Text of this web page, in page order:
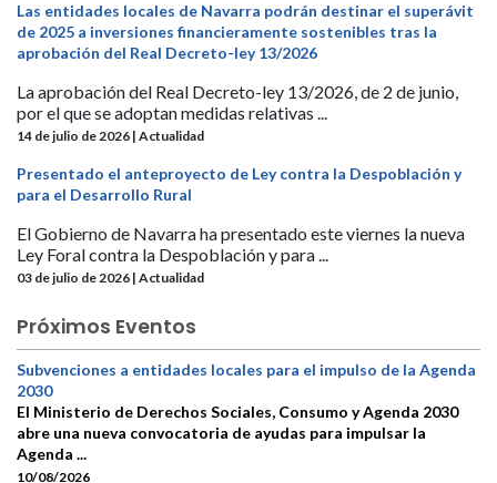
Las entidades locales de Navarra podrán destinar el superávit
de 2025 a inversiones financieramente sostenibles tras la
aprobación del Real Decreto-ley 13/2026
La aprobación del Real Decreto-ley 13/2026, de 2 de junio,
por el que se adoptan medidas relativas ...
14 de julio de 2026 | Actualidad
Presentado el anteproyecto de Ley contra la Despoblación y
para el Desarrollo Rural
El Gobierno de Navarra ha presentado este viernes la nueva
Ley Foral contra la Despoblación y para ...
03 de julio de 2026 | Actualidad
Próximos Eventos
Subvenciones a entidades locales para el impulso de la Agenda
2030
El Ministerio de Derechos Sociales, Consumo y Agenda 2030
abre una nueva convocatoria de ayudas para impulsar la
Agenda ...
10/08/2026